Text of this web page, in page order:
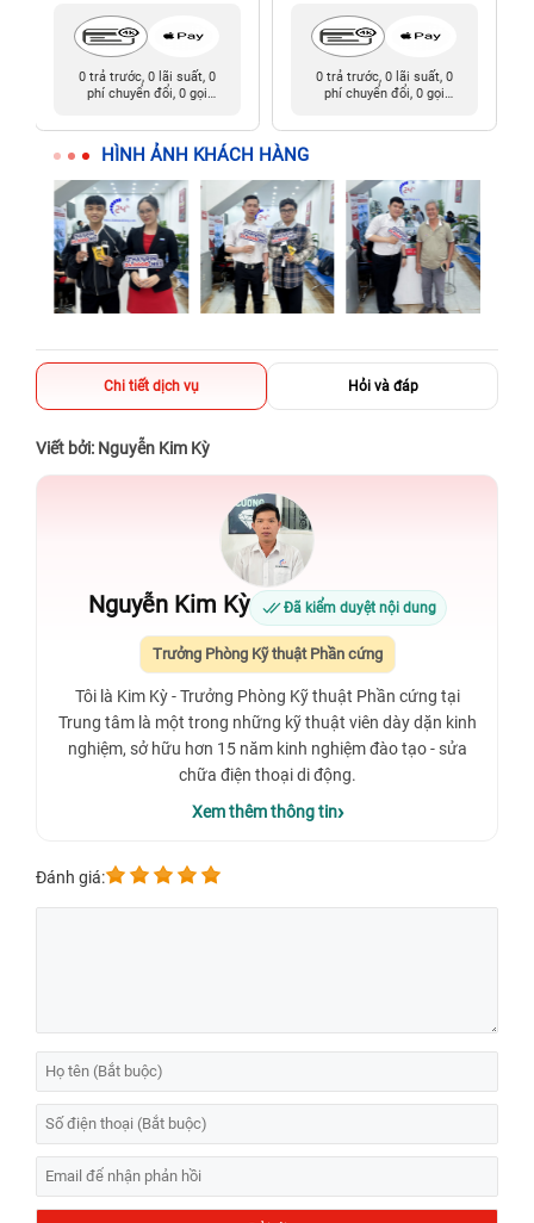
0 trả trước, 0 lãi suất, 0
phí chuyển đổi, 0 gọi
0 trả trước, 0 lãi suất, 0
phí chuyển đổi, 0 gọi
HÌNH ẢNH KHÁCH HÀNG
Chi tiết dịch vụ Hỏi và đáp
Viết bởi: Nguyễn Kim Kỳ
Nguyễn Kim Kỳ Đã kiểm duyệt nội dung
Trưởng Phòng Kỹ thuật Phần cứng
Tôi là Kim Kỳ - Trưởng Phòng Kỹ thuật Phần cứng tại
Trung tâm là một trong những kỹ thuật viên dày dặn kinh
nghiệm, sở hữu hơn 15 năm kinh nghiệm đào tạo - sửa
chữa điện thoại di động.
Xem thêm thông tin
Đánh giá: